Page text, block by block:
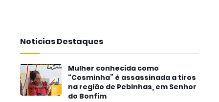
Noticias Destaques
Mulher conhecida como
“Cosminha” é assassinada a tiros
na região de Pebinhas, em Senhor
do Bonfim